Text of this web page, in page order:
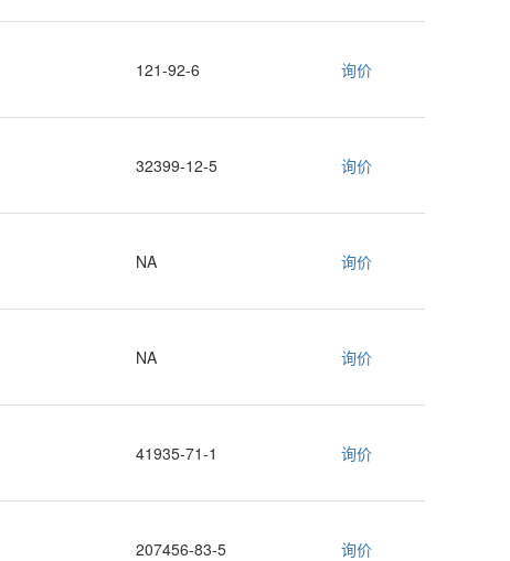
121-92-6 询价
32399-12-5 询价
NA 询价
NA 询价
41935-71-1 询价
207456-83-5 询价